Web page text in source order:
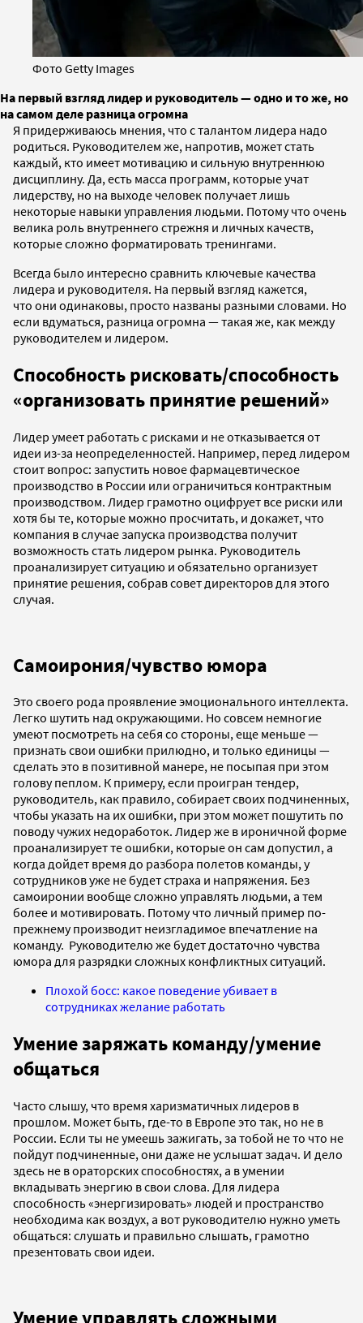
Фото Getty Images
На первый взгляд лидер и руководитель — одно и то же, но
на самом деле разница огромна
Я придерживаюсь мнения, что с талантом лидера надо
родиться. Руководителем же, напротив, может стать
каждый, кто имеет мотивацию и сильную внутреннюю
дисциплину. Да, есть масса программ, которые учат
лидерству, но на выходе человек получает лишь
некоторые навыки управления людьми. Потому что очень
велика роль внутреннего стрежня и личных качеств,
которые сложно форматировать тренингами.
Всегда было интересно сравнить ключевые качества
лидера и руководителя. На первый взгляд кажется,
что они одинаковы, просто названы разными словами. Но
если вдуматься, разница огромна — такая же, как между
руководителем и лидером.
Способность рисковать/способность
«организовать принятие решений»
Лидер умеет работать с рисками и не отказывается от
идеи из-за неопределенностей. Например, перед лидером
стоит вопрос: запустить новое фармацевтическое
производство в России или ограничиться контрактным
производством. Лидер грамотно оцифрует все риски или
хотя бы те, которые можно просчитать, и докажет, что
компания в случае запуска производства получит
возможность стать лидером рынка. Руководитель
проанализирует ситуацию и обязательно организует
принятие решения, собрав совет директоров для этого
случая.
Самоирония/чувство юмора
Это своего рода проявление эмоционального интеллекта.
Легко шутить над окружающими. Но совсем немногие
умеют посмотреть на себя со стороны, еще меньше —
признать свои ошибки прилюдно, и только единицы —
сделать это в позитивной манере, не посыпая при этом
голову пеплом. К примеру, если проигран тендер,
руководитель, как правило, собирает своих подчиненных,
чтобы указать на их ошибки, при этом может пошутить по
поводу чужих недоработок. Лидер же в ироничной форме
проанализирует те ошибки, которые он сам допустил, а
когда дойдет время до разбора полетов команды, у
сотрудников уже не будет страха и напряжения. Без
самоиронии вообще сложно управлять людьми, а тем
более и мотивировать. Потому что личный пример по-
прежнему производит неизгладимое впечатление на
команду. Руководителю же будет достаточно чувства
юмора для разрядки сложных конфликтных ситуаций.
Плохой босс: какое поведение убивает в
сотрудниках желание работать
Умение заряжать команду/умение
общаться
Часто слышу, что время харизматичных лидеров в
прошлом. Может быть, где-то в Европе это так, но не в
России. Если ты не умеешь зажигать, за тобой не то что не
пойдут подчиненные, они даже не услышат задач. И дело
здесь не в ораторских способностях, а в умении
вкладывать энергию в свои слова. Для лидера
способность «энергизировать» людей и пространство
необходима как воздух, а вот руководителю нужно уметь
общаться: слушать и правильно слышать, грамотно
презентовать свои идеи.
Умение управлять сложными